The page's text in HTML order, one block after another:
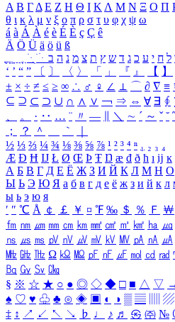
Α Β ΓΔ Ε Ζ Η Θ Ι ΚΛ Μ Ν Ξ Ο Π
θ ι κ λ μ ν ξ ο π ρ σ τ υ φ χ ψ ω
á à Á À é è É È ç Ç ê
Ä Ö Ü ä ö ü ß
ִֶֹ ֻּ ׁׂ ל ח י ע כ ג ד ש ץ ת צ מ נ ה ב
‘ ’ “ ” 〔 〕 〈 〉 「 」 『 』 【 】
± × ÷ ≠ ≤ ≥ ∞ ∴ ♂ ♀ ∠ ⊥ ⌒ ∂ ∇ ≡
⊆ ⊇ ⊂ ⊃ ∪ ∩ ∧ ∨ ￢ ⇒ ⇔ ∀ ∃ ∮
、
。 · ‥ … ¨ 〃 ― ＼ ∼ ´ ～ ˇ ˘ ˝
；
？ ＾ ｀
½ ⅓ ⅔ ¼ ¾ ⅛ ⅜ ⅝ ⅞ ¹ ² ³ ⁴ ⁿ ₁ ₂ ₃ ₄
Æ Ð Ħ Ĳ Ł Ø Œ Þ Ŧ Ŋ æ đ ð ħ ı ĳ ĸ
А Б В Г Д Е Ё Ж З И Й К Л М Н О
Ы Ь Э Ю Я а б в г д е ё ж з и й к л
ы ь э ю я
′ ″ ℃ Å ￠ ￡ ￥ ¤ ℉ ‰ ＄ ％ Ｆ ￦
㎙ ㎚ ㎛ ㎜ ㎝ ㎞ ㎟ ㎠ ㎡ ㎢ ㏊ ㎍
㎱ ㎲ ㎳ ㎴ ㎵ ㎶ ㎷ ㎸ ㎹ ㎀ ㎁ ㎂
㎒ ㎓ ㎔ Ω ㏀ ㏁ ㎊ ㎋ ㎌ ㏖ ㏅ ㎭
㏃ ㏉ ㏜ ㏆
§ ※ ☆ ★ ○ ● ◎ ◇ ◆ □ ■ △ ▽
♠ ♡ ♥ ♧ ♣ ⊙ ◈ ▣ ◐ ◑ ▒ ▤ ▨
‡ ↕ ↗ ↙ ↖ ↘ ♭ ♩ ♪ ♬ ㉿ ㈜ №